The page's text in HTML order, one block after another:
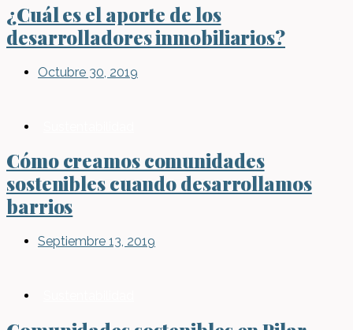
¿Cuál es el aporte de los
desarrolladores inmobiliarios?
Octubre 30, 2019
Cómo creamos comunidades
sostenibles cuando desarrollamos
barrios
Septiembre 13, 2019